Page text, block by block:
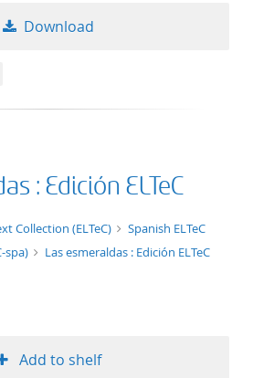
Download
: Edición ELTeC
Collection (ELTeC)
Spanish ELTeC
spa)
Las esmeraldas : Edición ELTeC
Add to shelf